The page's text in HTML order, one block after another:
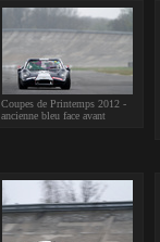
Coupes de Printemps 2012 -
ancienne bleu face avant